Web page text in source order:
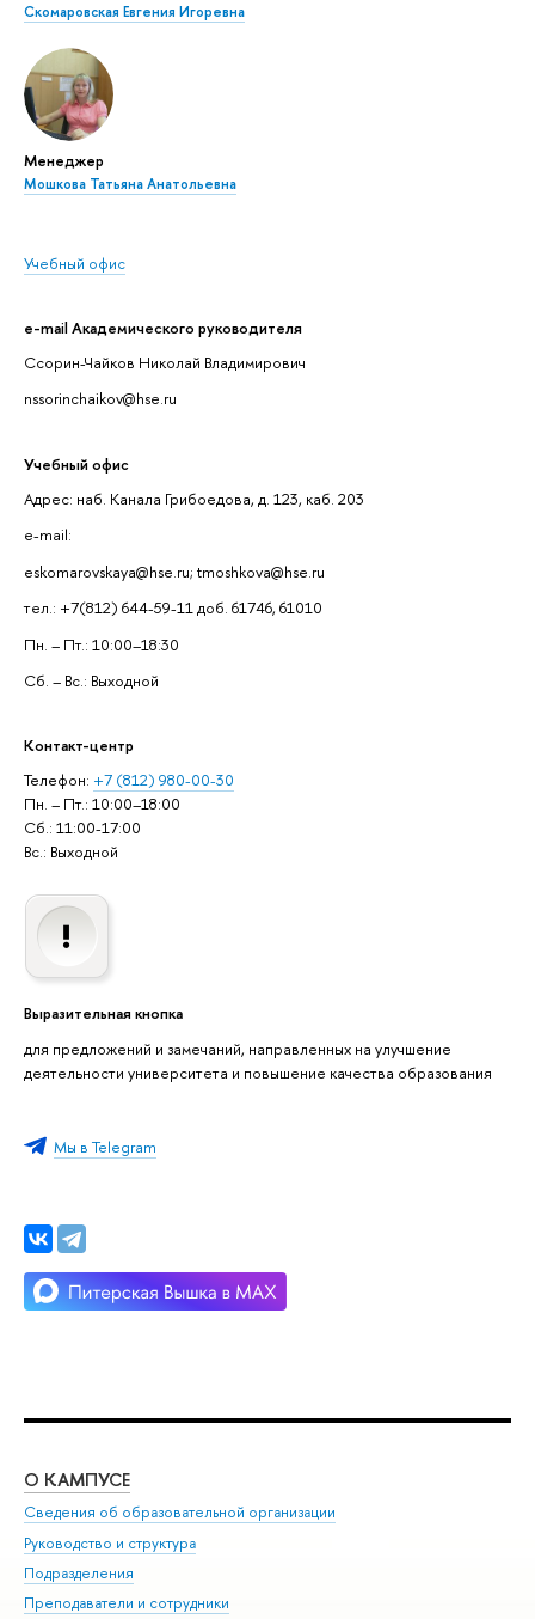
Скомаровская Евгения Игоревна
Менеджер
Мошкова Татьяна Анатольевна
Учебный офис
e-mail Академического руководителя
Ссорин-Чайков Николай Владимирович
nssorinchaikov@hse.ru
Учебный офис
Адрес: наб. Канала Грибоедова, д. 123, каб. 203
e-mail:
eskomarovskaya@hse.ru; tmoshkova@hse.ru
тел.: +7(812) 644-59-11 доб. 61746, 61010
Пн. – Пт.: 10:00–18:30
Сб. – Вс.: Выходной
Контакт-центр
Телефон: +7 (812) 980-00-30
Пн. – Пт.: 10:00–18:00
Сб.: 11:00-17:00
Вс.: Выходной
Выразительная кнопка
для предложений и замечаний, направленных на улучшение
деятельности университета и повышение качества образования
Мы в Telegram
О КАМПУСЕ
Сведения об образовательной организации
Руководство и структура
Подразделения
Преподаватели и сотрудники